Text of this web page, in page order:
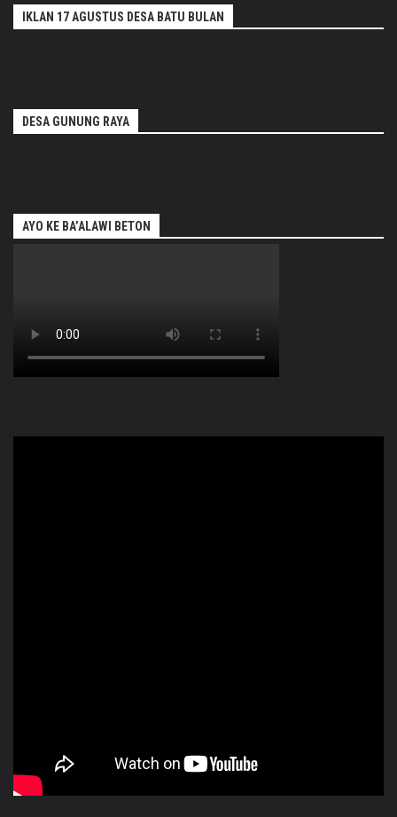
IKLAN 17 AGUSTUS DESA BATU BULAN
DESA GUNUNG RAYA
AYO KE BA’ALAWI BETON